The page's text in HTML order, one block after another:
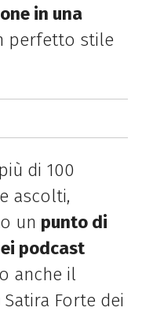
in una
perfetto stile
di 100
ascolti,
un punto di
podcast
anche il
Forte dei